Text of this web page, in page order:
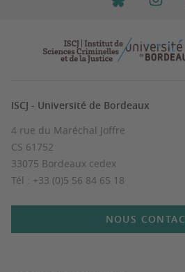
ISCJ - Université de Bordeaux
4 rue du Maréchal Joffre
CS 61752
33075 Bordeaux cedex
Tél : +33 (0)5 56 84 65 18
NOUS